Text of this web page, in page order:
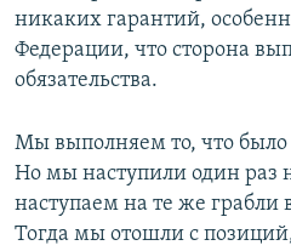
никаких гарантий,
Федерации, что сторона
обязательства.
Мы выполняем то, что было
Но мы наступили один раз
наступаем на те же грабли
Тогда мы отошли с